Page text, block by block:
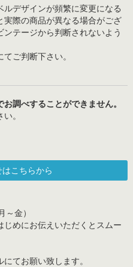
デザインが頻繁に変更になる
実際の商品が異なる場合がござ
テージから判断されないよう
ご判断下さい。
調べすることができません。
。
こちらから
金）
じめにお伝えいただくとスムー
てお願い致します。